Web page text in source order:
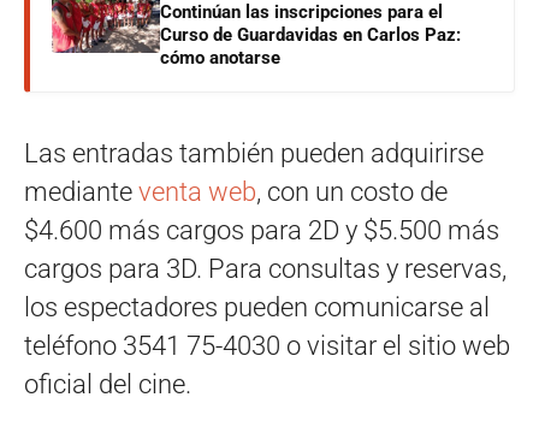
Continúan las inscripciones para el
Curso de Guardavidas en Carlos Paz:
cómo anotarse
Las entradas también pueden adquirirse
mediante venta web, con un costo de
$4.600 más cargos para 2D y $5.500 más
cargos para 3D. Para consultas y reservas,
los espectadores pueden comunicarse al
teléfono 3541 75-4030 o visitar el sitio web
oficial del cine.